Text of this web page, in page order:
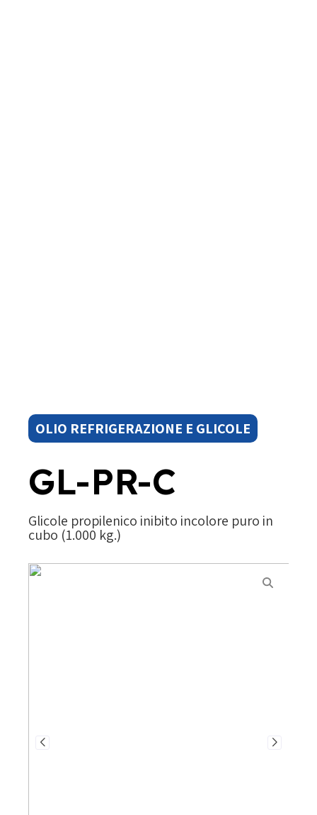
OLIO REFRIGERAZIONE E GLICOLE
GL-PR-C
Glicole propilenico inibito incolore puro in
cubo (1.000 kg.)